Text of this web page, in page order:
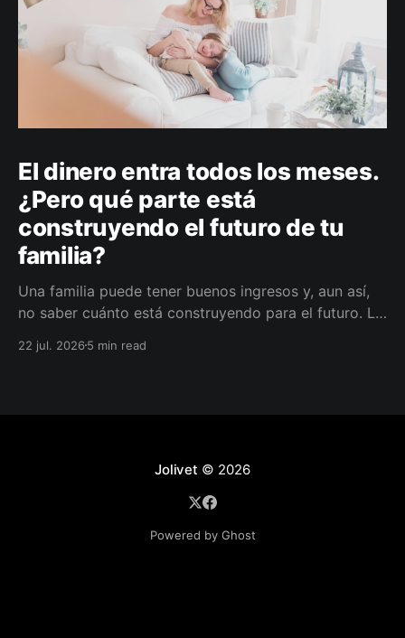
El dinero entra todos los meses.
¿Pero qué parte está
construyendo el futuro de tu
familia?
Una familia puede tener buenos ingresos y, aun así,
no saber cuánto está construyendo para el futuro. La
darle a cada parte del ingreso un propósito, un plazo
22 jul. 20265 min read
Jolivet © 2026
Powered by Ghost